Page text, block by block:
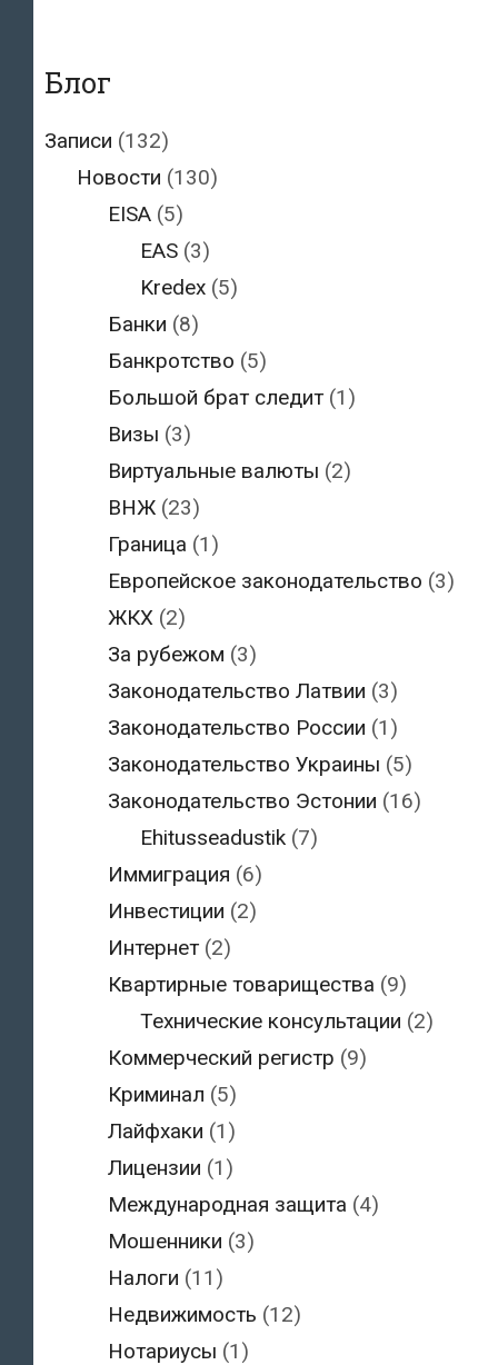
Блог
Записи (132)
Новости (130)
EISA (5)
EAS(3)
Kredex(5)
Банки (8)
Банкротство (5)
Большой брат следит (1)
Визы (3)
Виртуальные валюты (2)
ВНЖ (23)
Граница (1)
Европейское законодательство (3)
ЖКХ (2)
За рубежом (3)
Законодательство Латвии (3)
Законодательство России (1)
Законодательство Украины (5)
Законодательство Эстонии (16)
Ehitusseadustik(7)
Иммиграция (6)
Инвестиции (2)
Интернет (2)
Квартирные товарищества (9)
Технические консультации (2)
Коммерческий регистр (9)
Криминал (5)
Лайфхаки (1)
Лицензии (1)
Международная защита (4)
Мошенники (3)
Налоги (11)
Недвижимость (12)
Нотариусы (1)